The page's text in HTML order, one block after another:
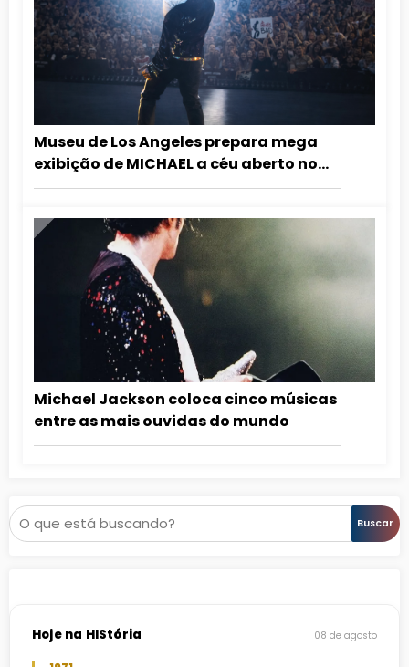
Museu de Los Angeles prepara mega
exibição de MICHAEL a céu aberto no
aniversário do Rei do Pop
Michael Jackson coloca cinco músicas
entre as mais ouvidas do mundo
Pesquisar Buscar
Hoje na HIStória 08 de agosto